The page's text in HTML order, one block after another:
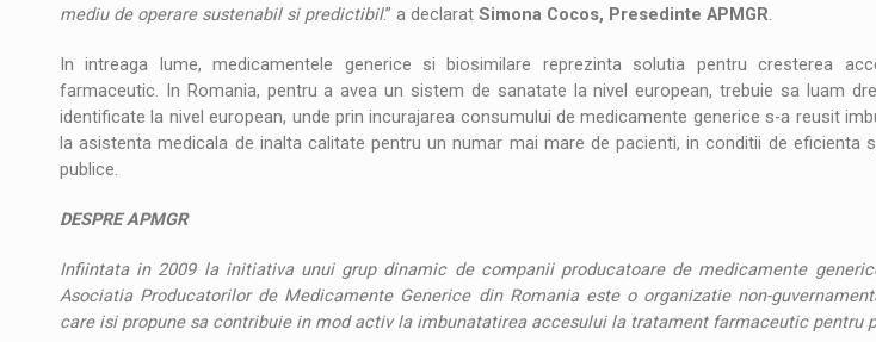
mediu de operare sustenabil si predictibil.” a declarat Simona Cocos, Presedinte APMGR.
In intreaga lume, medicamentele generice si biosimilare reprezinta solutia pentru cresterea
farmaceutic. In Romania, pentru a avea un sistem de sanatate la nivel european, trebuie sa luam
identificate la nivel european, unde prin incurajarea consumului de medicamente generice s-a reusit
la asistenta medicala de inalta calitate pentru un numar mai mare de pacienti, in conditii de eficienta
publice.
DESPRE APMGR
Infiintata in 2009 la initiativa unui grup dinamic de companii producatoare de medicamente
Asociatia Producatorilor de Medicamente Generice din Romania este o organizatie non-
care isi propune sa contribuie in mod activ la imbunatatirea accesului la tratament farmaceutic pentru